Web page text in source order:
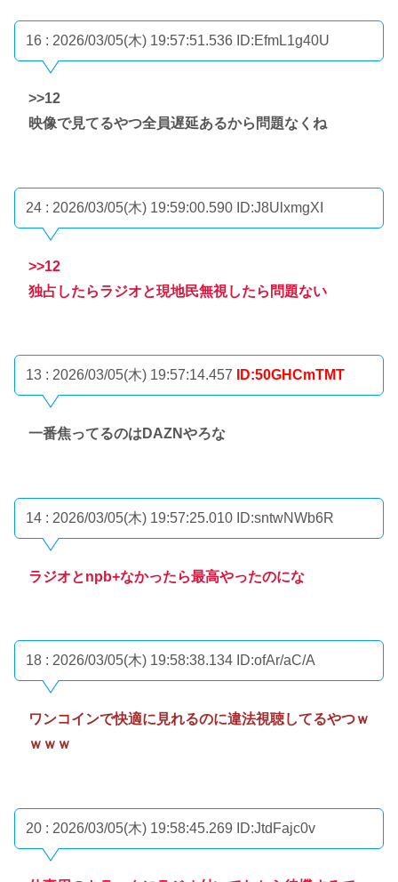
16 : 2026/03/05(木) 19:57:51.536 ID:EfmL1g40U
>>12
映像で見てるやつ全員遅延あるから問題なくね
24 : 2026/03/05(木) 19:59:00.590 ID:J8UlxmgXI
>>12
独占したらラジオと現地民無視したら問題ない
13 : 2026/03/05(木) 19:57:14.457 ID:50GHCmTMT
一番焦ってるのはDAZNやろな
14 : 2026/03/05(木) 19:57:25.010 ID:sntwNWb6R
ラジオとnpb+なかったら最高やったのにな
18 : 2026/03/05(木) 19:58:38.134 ID:ofAr/aC/A
ワンコインで快適に見れるのに違法視聴してるやつｗ
ｗｗｗ
20 : 2026/03/05(木) 19:58:45.269 ID:JtdFajc0v